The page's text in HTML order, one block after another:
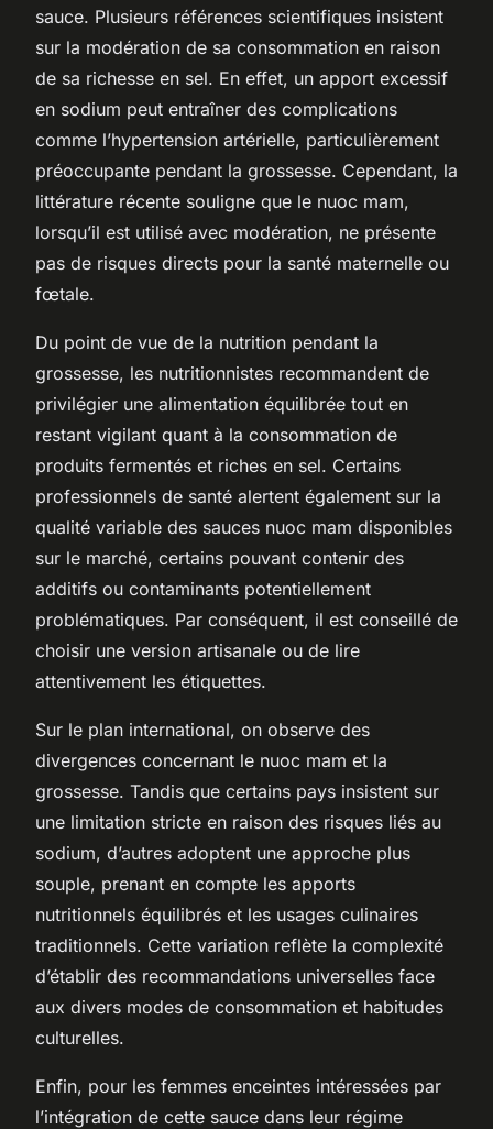
sauce. Plusieurs références scientifiques insistent
sur la modération de sa consommation en raison
de sa richesse en sel. En effet, un apport excessif
en sodium peut entraîner des complications
comme l’hypertension artérielle, particulièrement
préoccupante pendant la grossesse. Cependant, la
littérature récente souligne que le nuoc mam,
lorsqu’il est utilisé avec modération, ne présente
pas de risques directs pour la santé maternelle ou
fœtale.
Du point de vue de la nutrition pendant la
grossesse, les nutritionnistes recommandent de
privilégier une alimentation équilibrée tout en
restant vigilant quant à la consommation de
produits fermentés et riches en sel. Certains
professionnels de santé alertent également sur la
qualité variable des sauces nuoc mam disponibles
sur le marché, certains pouvant contenir des
additifs ou contaminants potentiellement
problématiques. Par conséquent, il est conseillé de
choisir une version artisanale ou de lire
attentivement les étiquettes.
Sur le plan international, on observe des
divergences concernant le nuoc mam et la
grossesse. Tandis que certains pays insistent sur
une limitation stricte en raison des risques liés au
sodium, d’autres adoptent une approche plus
souple, prenant en compte les apports
nutritionnels équilibrés et les usages culinaires
traditionnels. Cette variation reflète la complexité
d’établir des recommandations universelles face
aux divers modes de consommation et habitudes
culturelles.
Enfin, pour les femmes enceintes intéressées par
l’intégration de cette sauce dans leur régime